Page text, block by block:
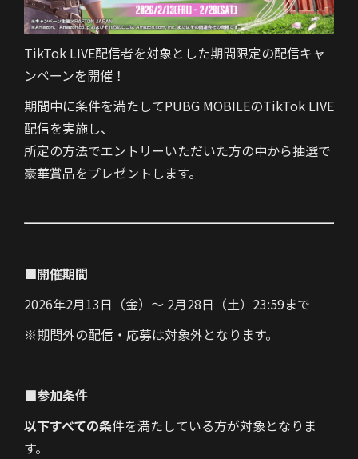
TikTok LIVE配信者を対象とした期間限定の配信キャ
ンペーンを開催！
期間中に条件を満たしてPUBG MOBILEのTikTok LIVE
配信を実施し、
所定の方法でエントリーいただいた方の中から抽選で
豪華賞品をプレゼントします。
■開催期間
2026年2月13日（金）～ 2月28日（土）23:59まで
※期間外の配信・応募は対象外となります。
■参加条件
以下すべての条件を満たしている方が対象となりま
す。